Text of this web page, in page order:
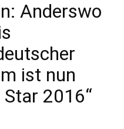
Anderswo
ist nun
Star 2016“